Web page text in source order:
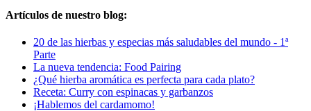
Artículos de nuestro blog:
20 de las hierbas y especias más saludables del mundo - 1ª
Parte
La nueva tendencia: Food Pairing
¿Qué hierba aromática es perfecta para cada plato?
Receta: Curry con espinacas y garbanzos
¡Hablemos del cardamomo!